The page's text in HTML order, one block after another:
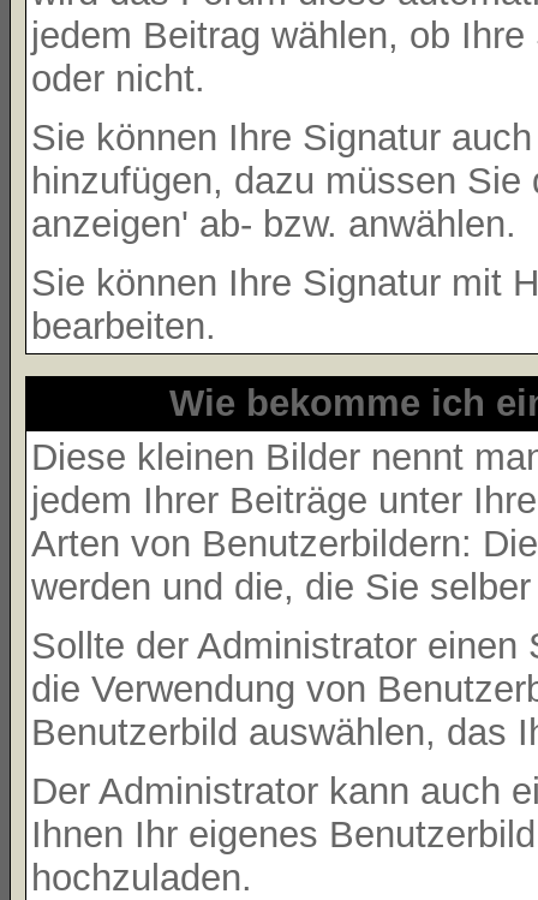
jedem Beitrag wählen, ob
oder nicht.
Sie können Ihre Signatur
hinzufügen, dazu müssen
anzeigen' ab- bzw. anwählen.
Sie können Ihre Signatur mit
bearbeiten.
Wie bekomme ich
Diese kleinen Bilder nennt
jedem Ihrer Beiträge unter
Arten von Benutzerbildern:
werden und die, die Sie
Sollte der Administrator
die Verwendung von
Benutzerbild auswählen, das
Der Administrator kann auch
Ihnen Ihr eigenes
hochzuladen.